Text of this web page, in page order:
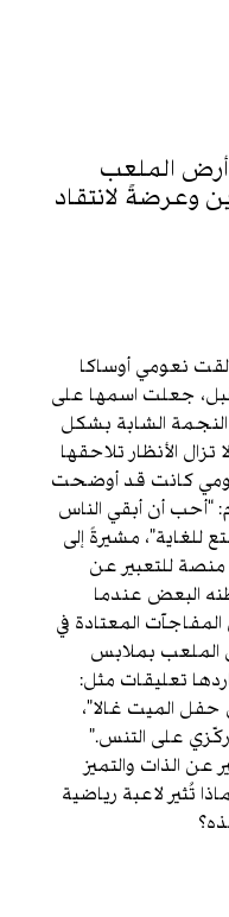
أرض الملعب
وعرضةً لانتقاد
نعومي أوساكا
جعلت اسمها على
الشابة بشكل
تزال الأنظار تلاحقها
كانت قد أوضحت
“أحب أن أبقي الناس
للغاية”، مشيرةً إلى
منصة للتعبير عن
البعض عندما
المعتادة في
الملعب بملابس
تعليقات مثل:
حفل الميت غالا”،
على التنس.”
عن الذات والتميز
تُثير لاعبة رياضية